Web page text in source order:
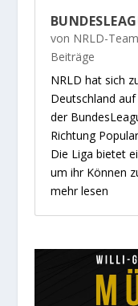
von NRLD-Team
Beiträge
NRLD hat sich
Deutschland
der
Richtung
Die Liga bietet
um ihr Können
mehr lesen